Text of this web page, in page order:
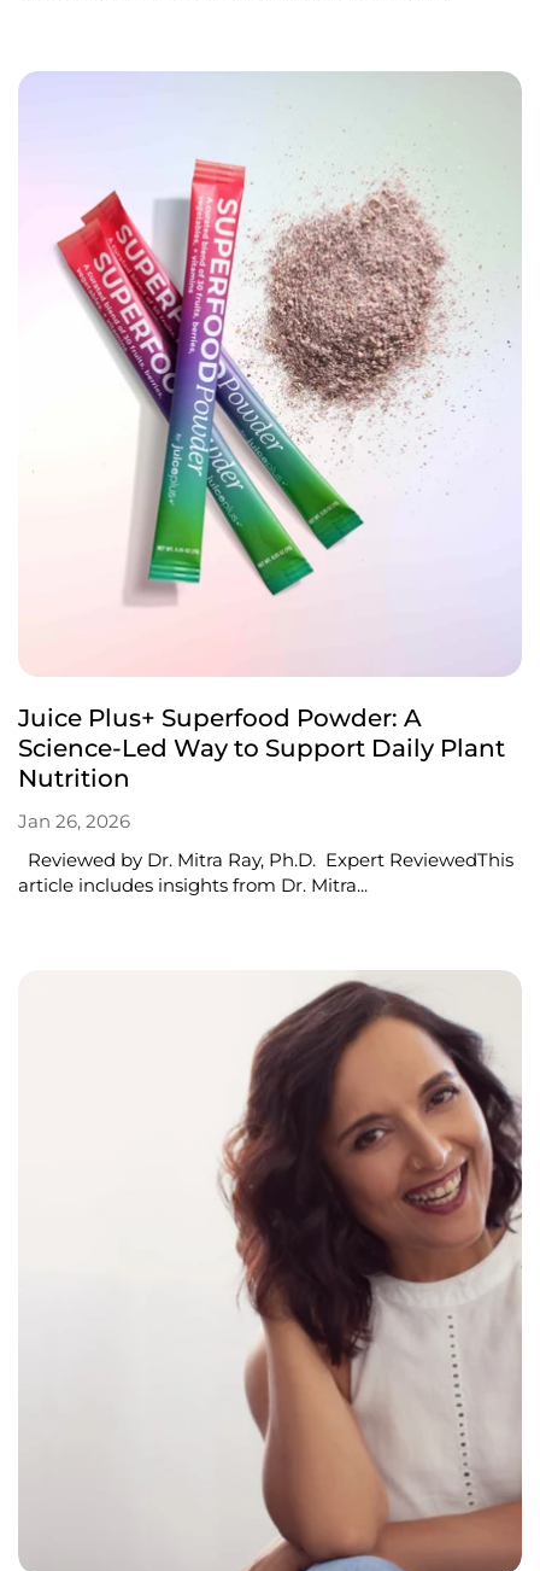
Juice Plus+ Superfood Powder: A
Science-Led Way to Support Daily Plant
Nutrition
Jan 26, 2026
Reviewed by Dr. Mitra Ray, Ph.D. Expert ReviewedThis
article includes insights from Dr. Mitra...